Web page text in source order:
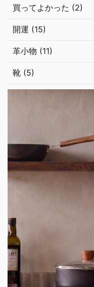
買ってよかった (2)
開運 (15)
革小物 (11)
靴 (5)